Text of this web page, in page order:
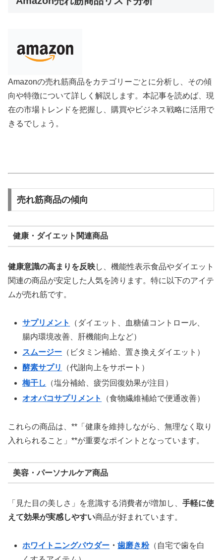
Amazonの売れ筋商品をカテゴリーごとに分析し、その傾
向や特徴について詳しく解説します。本記事を読めば、現
在の市場トレンドを把握し、購買やビジネス戦略に活用で
きるでしょう。
売れ筋商品の傾向
健康・ダイエット関連商品
健康意識の高まりを反映し、機能性表示食品やダイエット
関連の商品が安定した人気を誇ります。特に以下のアイテ
ムが売れ筋です。
サプリメント
（ダイエット、血糖値コントロール、
腸内環境改善、肝機能向上など）
スムージー （ビタミン補給、置き換えダイエット）
酵素サプリ
（代謝向上をサポート）
梅干し
（塩分補給、疲労回復効果が注目）
オオバコサプリメント
（食物繊維補給で便通改善）
これらの商品は、**「健康を維持しながら、無理なく取り
入れられること」**が重要なポイントとなっています。
美容・パーソナルケア商品
「見た目の美しさ」を意識する消費者が増加し、 手軽に使
えて効果が実感しやすい商品が好まれています。
ホワイトニングパウダー ・歯磨き粉（自宅で歯を白